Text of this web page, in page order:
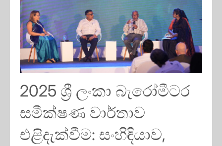
2025 ශ්‍රී ලංකා බැරෝමීටර
සමීක්ෂණ වාර්තාව
එළිදැක්වීම: සංහිඳියාව,